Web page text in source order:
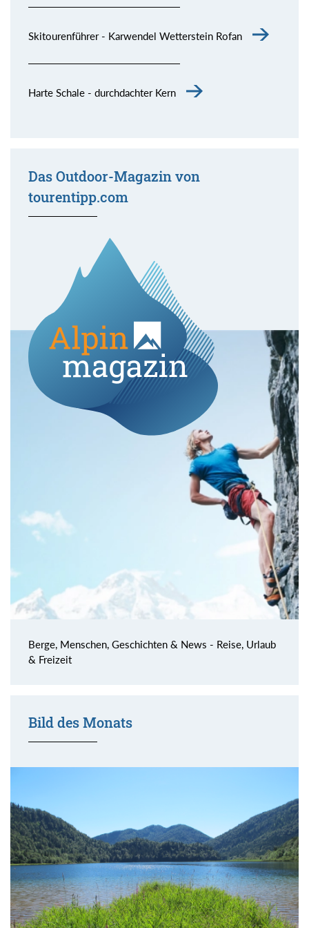
Skitourenführer - Karwendel Wetterstein Rofan
Harte Schale - durchdachter Kern
Das Outdoor-Magazin von
tourentipp.com
Berge, Menschen, Geschichten & News - Reise, Urlaub
& Freizeit
Bild des Monats